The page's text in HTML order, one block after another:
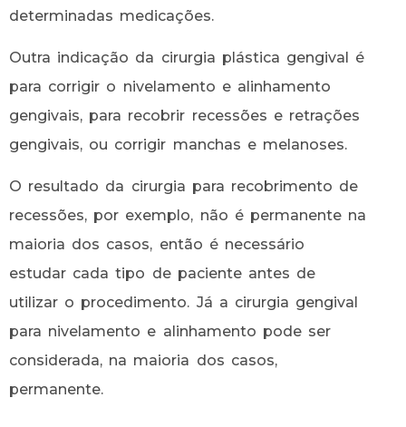
determinadas medicações.
Outra indicação da cirurgia plástica gengival é
para corrigir o nivelamento e alinhamento
gengivais, para recobrir recessões e retrações
gengivais, ou corrigir manchas e melanoses.
O resultado da cirurgia para recobrimento de
recessões, por exemplo, não é permanente na
maioria dos casos, então é necessário
estudar cada tipo de paciente antes de
utilizar o procedimento. Já a cirurgia gengival
para nivelamento e alinhamento pode ser
considerada, na maioria dos casos,
permanente.